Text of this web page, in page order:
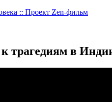
:: Проект Zen-фильм
трагедиям в